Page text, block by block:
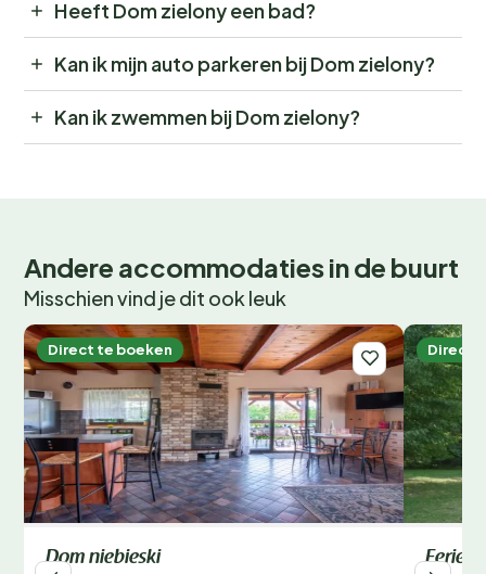
Heeft Dom zielony een bad?
Kan ik mijn auto parkeren bij Dom zielony?
Kan ik zwemmen bij Dom zielony?
Andere accommodaties in de buurt
Misschien vind je dit ook leuk
Direct te boeken
Dom niebieski
Direct